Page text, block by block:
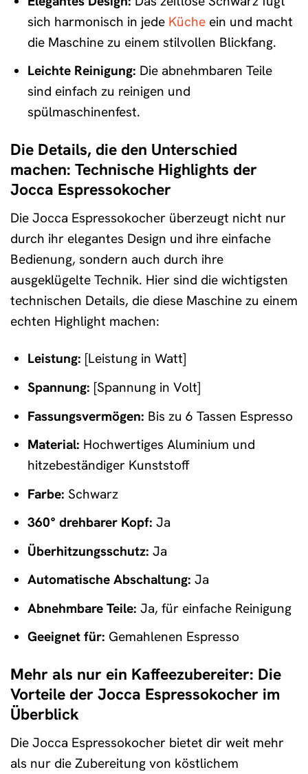
sich harmonisch in jede Kücheein und macht
die Maschine zu einem stilvollen Blickfang.
Leichte Reinigung: Die abnehmbaren Teile
sind einfach zu reinigen und
spülmaschinenfest.
Die Details, die den Unterschied
machen: Technische Highlights der
Jocca Espressokocher
Die Jocca Espressokocher überzeugt nicht nur
durch ihr elegantes Design und ihre einfache
Bedienung, sondern auch durch ihre
ausgeklügelte Technik. Hier sind die wichtigsten
technischen Details, die diese Maschine zu einem
echten Highlight machen:
Leistung: [Leistung in Watt]
Spannung: [Spannung in Volt]
Fassungsvermögen: Bis zu 6 Tassen Espresso
Material: Hochwertiges Aluminium und
hitzebeständiger Kunststoff
Farbe: Schwarz
360° drehbarer Kopf: Ja
Überhitzungsschutz: Ja
Automatische Abschaltung: Ja
Abnehmbare Teile: Ja, für einfache Reinigung
Geeignet für: Gemahlenen Espresso
Mehr als nur ein Kaffeezubereiter: Die
Vorteile der Jocca Espressokocher im
Überblick
Die Jocca Espressokocher bietet dir weit mehr
als nur die Zubereitung von köstlichem